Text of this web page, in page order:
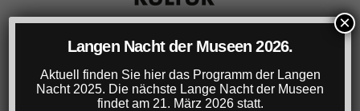
Langen Nacht der Museen 2026.
Aktuell finden Sie hier das Programm der Langen
Nacht 2025. Die nächste Lange Nacht der Museen
findet am 21. März 2026 statt.
×